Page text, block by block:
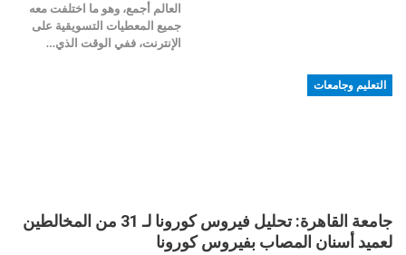
العالم أجمع، وهو ما اختلفت معه
جميع المعطيات التسويقية على
الإنترنت، ففي الوقت الذي…
التعليم وجامعات
جامعة القاهرة: تحليل فيروس كورونا لـ 31 من المخالطين
لعميد أسنان المصاب بفيروس كورونا